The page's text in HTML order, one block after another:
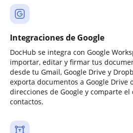
Integraciones de Google
DocHub se integra con Google
importar, editar y firmar tus
desde tu Gmail, Google Drive y
exporta documentos a Google
direcciones de Google y comparte
contactos.